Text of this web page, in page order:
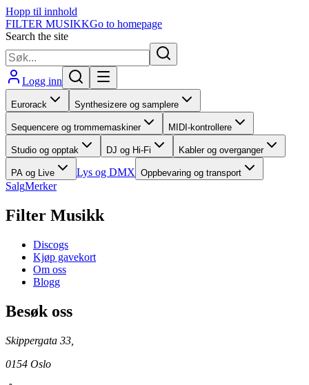
Hopp til innhold
FILTER MUSIKKGo to homepage
Search the site
Logg inn
Eurorack Synthesizere og samplere
Sequencere og trommemaskiner MIDI-kontrollere
Studio og opptak DJ og Hi-Fi Kabler og overganger
PA og Live Lys og DMX Oppbevaring og transport
SalgMerker
Filter Musikk
Discogs
Kjøp gavekort
Om oss
Blogg
Besøk oss
Skippergata 33,
0154 Oslo